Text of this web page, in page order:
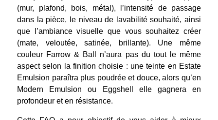
(mur, plafond, bois, métal), l’intensité de passage
dans la pièce, le niveau de lavabilité souhaité, ainsi
que l’ambiance visuelle que vous souhaitez créer
(mate, veloutée, satinée, brillante). Une même
couleur Farrow & Ball n’aura pas du tout le même
aspect selon la finition choisie : une teinte en Estate
Emulsion paraîtra plus poudrée et douce, alors qu’en
Modern Emulsion ou Eggshell elle gagnera en
profondeur et en résistance.